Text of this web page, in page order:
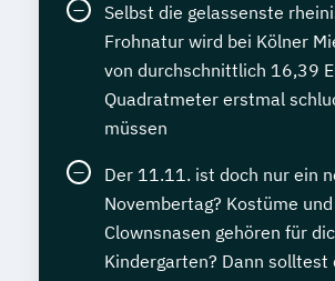
Selbst die gelassenste
Frohnatur wird bei Kölner
von durchschnittlich 16,39
Quadratmeter erstmal
müssen
Der 11.11. ist doch nur ein
Novembertag? Kostüme
Clownsnasen gehören für
Kindergarten? Dann solltest